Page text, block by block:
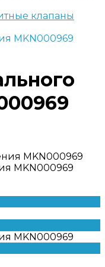
клапаны
MKN000969
MKN000969
MKN000969